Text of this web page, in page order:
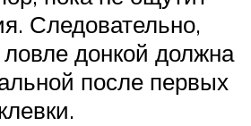
Следовательно,
донкой должна
после первых